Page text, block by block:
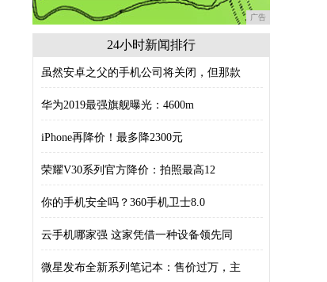
广告
24小时新闻排行
虽然安卓之父的手机公司将关闭，但那款
华为2019最强旗舰曝光：4600m
iPhone再降价！最多降2300元
荣耀V30系列官方降价：拍照最高12
你的手机安全吗？360手机卫士8.0
云手机哪家强 这家凭借一种设备领先同
微星发布全新系列笔记本：售价过万，主